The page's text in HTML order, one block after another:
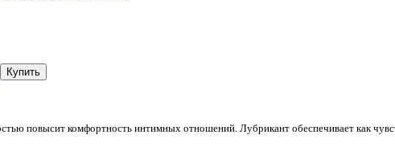
повысит комфортность интимных отношений. Лубрикант обеспечивает как